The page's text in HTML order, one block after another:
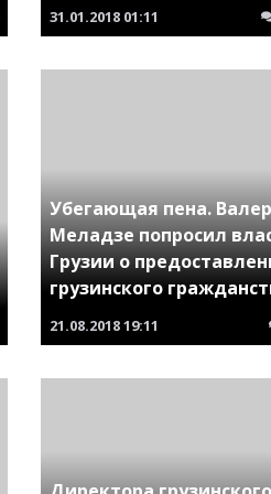
31.01.2018 01:11
Убегающая пена.
Меладзе попросил
Грузии о
грузинского
21.08.201819:11